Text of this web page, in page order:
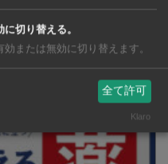
切り替える。
効または無効に切り替えます。
全て許可
Klaro